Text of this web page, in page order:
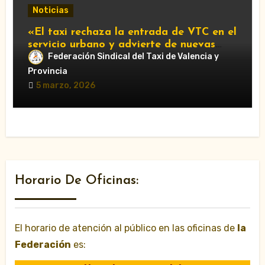
Noticias
«El taxi rechaza la entrada de VTC en el
servicio urbano y advierte de nuevas
movilizaciones»
Federación Sindical del Taxi de Valencia y
Provincia
5 marzo, 2026
Horario De Oficinas:
El horario de atención al público en las oficinas de la
Federación es: